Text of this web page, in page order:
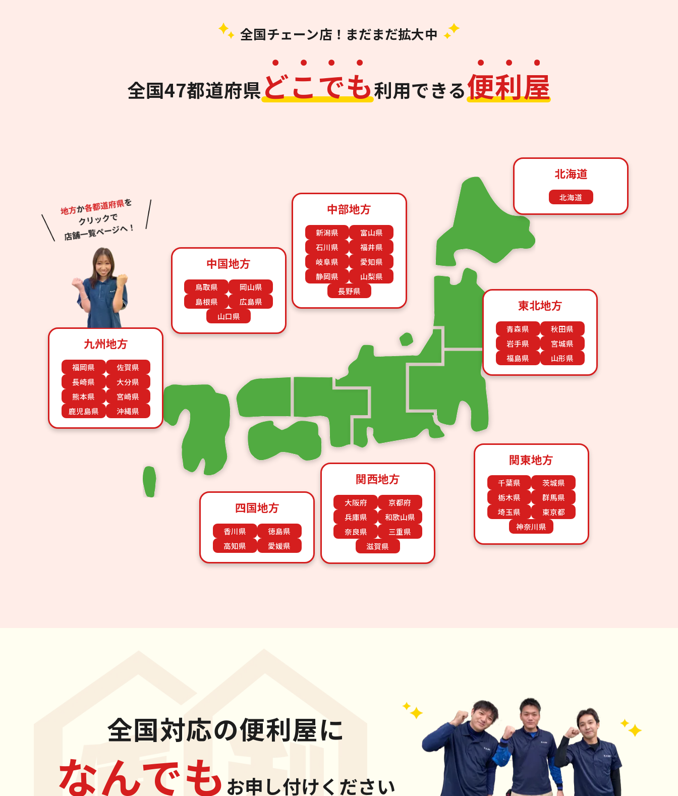
全国チェーン店！まだまだ拡大中
全国47都道府県どこでも利用できる便利屋
北海道
北海道
東北地方
青森県
秋田県
岩手県
宮城県
福島県
山形県
関東地方
千葉県
茨城県
栃木県
群馬県
埼玉県
東京都
神奈川県
中部地方
新潟県
富山県
石川県
福井県
岐阜県
愛知県
静岡県
山梨県
長野県
関西地方
大阪府
京都府
兵庫県
和歌山県
奈良県
三重県
滋賀県
四国地方
香川県
徳島県
高知県
愛媛県
中国地方
鳥取県
岡山県
島根県
広島県
山口県
九州地方
福岡県
佐賀県
長崎県
大分県
熊本県
宮崎県
鹿児島県
沖縄県
全国対応の便利屋に
なんでも お申し付けください